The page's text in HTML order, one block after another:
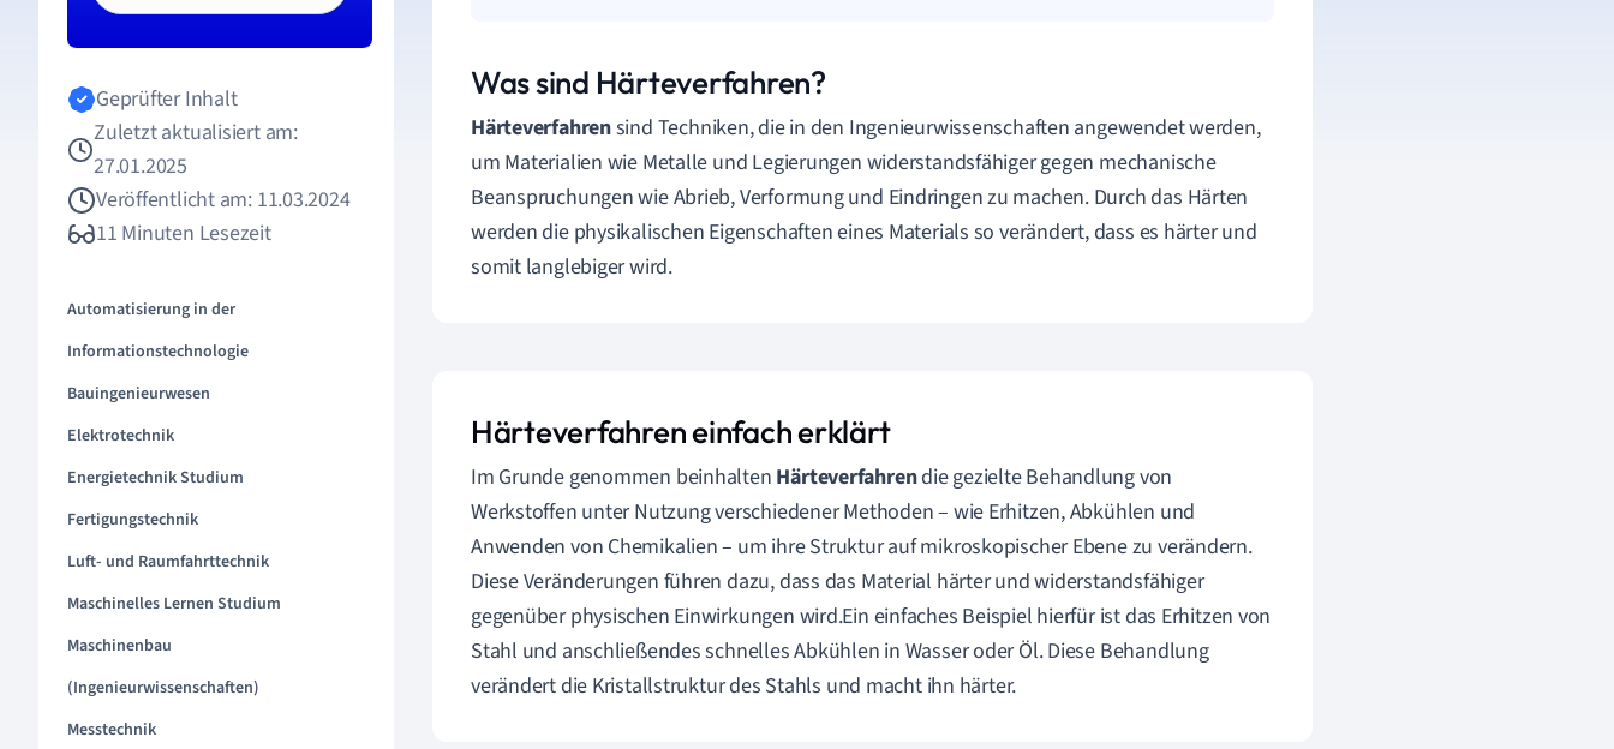
Geprüfter Inhalt
Zuletzt aktualisiert am:
27.01.2025
Veröffentlicht am: 11.03.2024
11 Minuten Lesezeit
Automatisierung in der
Informationstechnologie
Bauingenieurwesen
Elektrotechnik
Energietechnik Studium
Fertigungstechnik
Luft- und Raumfahrttechnik
Maschinelles Lernen Studium
Maschinenbau
(Ingenieurwissenschaften)
Messtechnik
Was sind Härteverfahren?
Härteverfahrensind Techniken, die in den Ingenieurwissenschaften angewendet werden,
um Materialien wie Metalle und Legierungen widerstandsfähiger gegen mechanische
Beanspruchungen wie Abrieb, Verformung und Eindringen zu machen. Durch das Härten
werden die physikalischen Eigenschaften eines Materials so verändert, dass es härter und
somit langlebiger wird.
Härteverfahren einfach erklärt
Im Grunde genommen beinhalten Härteverfahrendie gezielte Behandlung von
Werkstoffen unter Nutzung verschiedener Methoden – wie Erhitzen, Abkühlen und
Anwenden von Chemikalien – um ihre Struktur auf mikroskopischer Ebene zu verändern.
Diese Veränderungen führen dazu, dass das Material härter und widerstandsfähiger
gegenüber physischen Einwirkungen wird.Ein einfaches Beispiel hierfür ist das Erhitzen von
Stahl und anschließendes schnelles Abkühlen in Wasser oder Öl. Diese Behandlung
verändert die Kristallstruktur des Stahls und macht ihn härter.